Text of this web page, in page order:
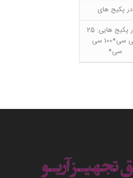
در پکیج های
در در پکیج هایی: 25
سی سی*100 سی
سی*